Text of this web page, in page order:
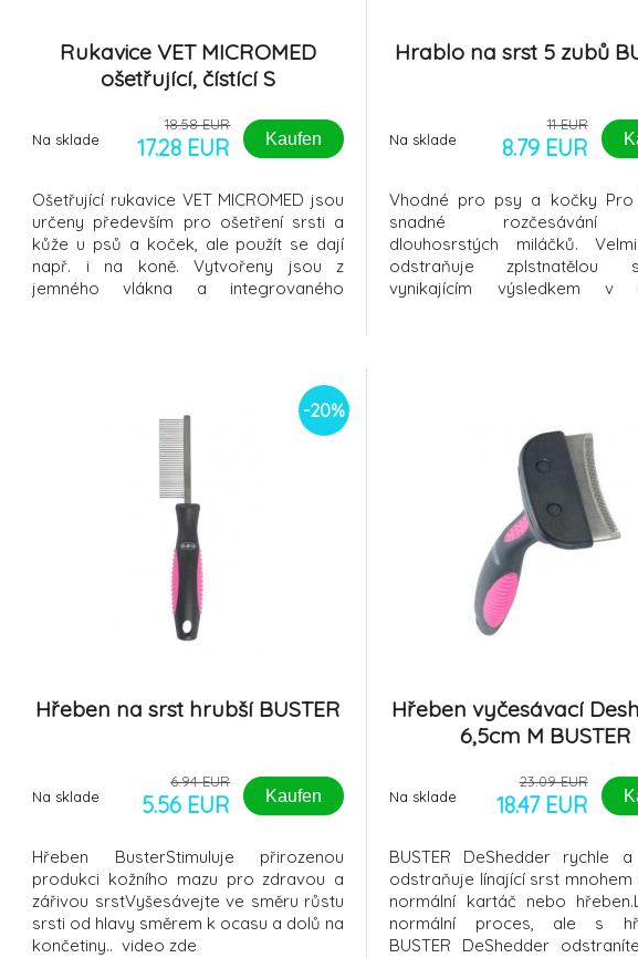
Rukavice VET MICROMED
ošetřující, čístící S
Na sklade
18.58 EUR
17.28 EUR Kaufen
Ošetřující rukavice VET MICROMED jsou
určeny především pro ošetření srsti a
kůže u psů a koček, ale použít se dají
např. i na koně. Vytvořeny jsou z
jemného vlákna a integrovaného
Hrablo na srst 5 zubů
Na sklade
11 EUR
8.79 EUR
Vhodné pro psy a kočky Pro
snadné rozčesávání
dlouhosrstých miláčků.
odstraňuje
vynikajícím výsledkem v
-20%
Hřeben na srst hrubší BUSTER
Na sklade
6.94 EUR
5.56 EUR Kaufen
Hřeben BusterStimuluje přirozenou
produkci kožního mazu pro zdravou a
zářivou srstVyšesávejte ve směru růstu
srsti od hlavy směrem k ocasu a dolů na
končetiny.. video zde
Hřeben vyčesávací
6,5cm M BUSTER
Na sklade
23.09 EUR
18.47 EUR
BUSTER DeShedder rychle
odstraňuje línající srst mnohem
normální kartáč nebo
normální proces, ale s
BUSTER DeShedder